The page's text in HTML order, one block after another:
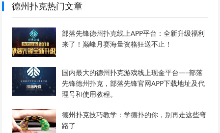
德州扑克热门文章
部落先锋德州扑克线上APP平台：全新升级福利
来了！巅峰月赛海量资格狂送不止！
国内最大的德州扑克游戏线上现金平台—–部落
先锋德州扑克，部落先锋官网APP下载地址及代
理号和使用教程。
德州扑克技巧教学：学德扑的你，别再走这些弯
路了